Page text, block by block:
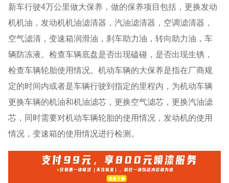
新车行驶4万公里做大保养，做的保养项目包括，更换发动
机机油，发动机机油滤清器，汽油滤清器，空调滤清器，
空气滤清，变速箱润滑油，刹车助力油，转向助力油，车
辆防冻液。检查车辆底盘是否出现磕碰，是否出现生锈，
检查车辆轮胎使用情况。机动车辆的大保养是指在厂商规
定的时间内或者是车辆行驶到指定的里程内，为机动车辆
更换车辆的机油和机油滤芯，更换空气滤芯，更换汽油滤
芯，同时需要对机动车辆轮胎的使用情况，发动机的使用
情况，变速箱的使用情况进行检测。